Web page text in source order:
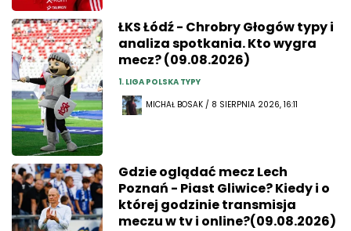
ŁKS Łódź - Chrobry Głogów typy i
analiza spotkania. Kto wygra
mecz? (09.08.2026)
1. LIGA POLSKA TYPY
MICHAŁ BOSAK / 8 SIERPNIA 2026, 16:11
Gdzie oglądać mecz Lech
Poznań - Piast Gliwice? Kiedy i o
której godzinie transmisja
meczu w tv i online?(09.08.2026)